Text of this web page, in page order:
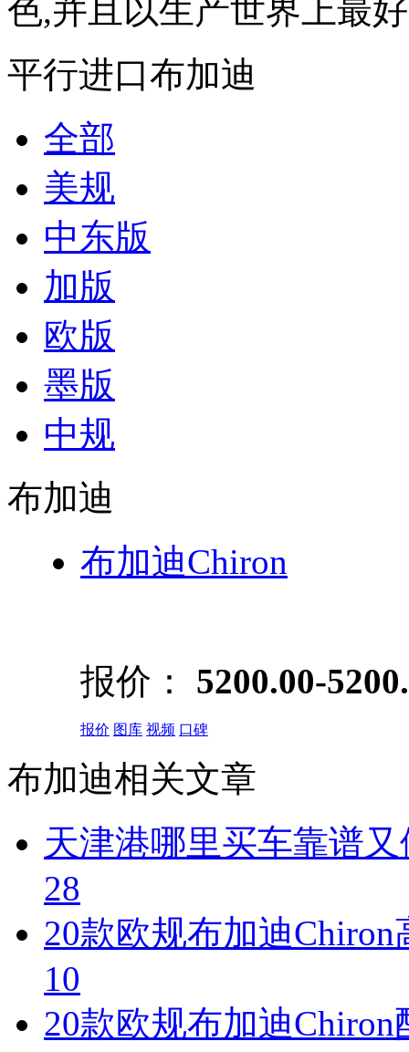
色,并且以生产世界上最
平行进口布加迪
全部
美规
中东版
加版
欧版
墨版
中规
布加迪
布加迪Chiron
报价： 5200.00-
报价 图库 视频 口碑
布加迪相关文章
天津港哪里买车靠谱
28
20款欧规布加迪
10
20款欧规布加迪